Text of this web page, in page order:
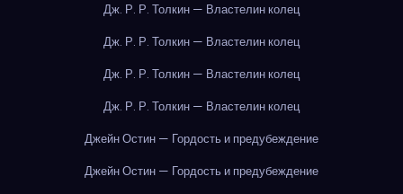
Дж. Р. Р. Толкин — Властелин колец
Дж. Р. Р. Толкин — Властелин колец
Дж. Р. Р. Толкин — Властелин колец
Дж. Р. Р. Толкин — Властелин колец
Джейн Остин — Гордость и предубеждение
Джейн Остин — Гордость и предубеждение